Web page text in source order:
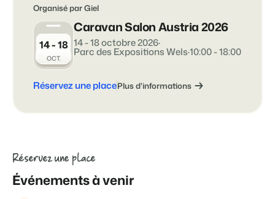
Attirez des prospects pour la vente de vos biens locatifs.
BEX Linguistique
Accueillez vos clients dans leur langue.
Marketing
Marketing Immobilier
Votre projet est vendu en un rien de temps
Événements
Faites notre connaissance lors de différents événements
Trust Center
La confiance chez Booking Experts
À propos de nous
Emplois / Carrièrres
Trouvez votre nouveau job de rêve !
Organisé par Giel
14 - 18
OCT.
Caravan Salon Austria 2026
14 - 18 octobre 2026·
Parc des Expositions Wels·10:00 - 18:00
Réservez une placePlus d'informations
Réservez une place
Événements à venir